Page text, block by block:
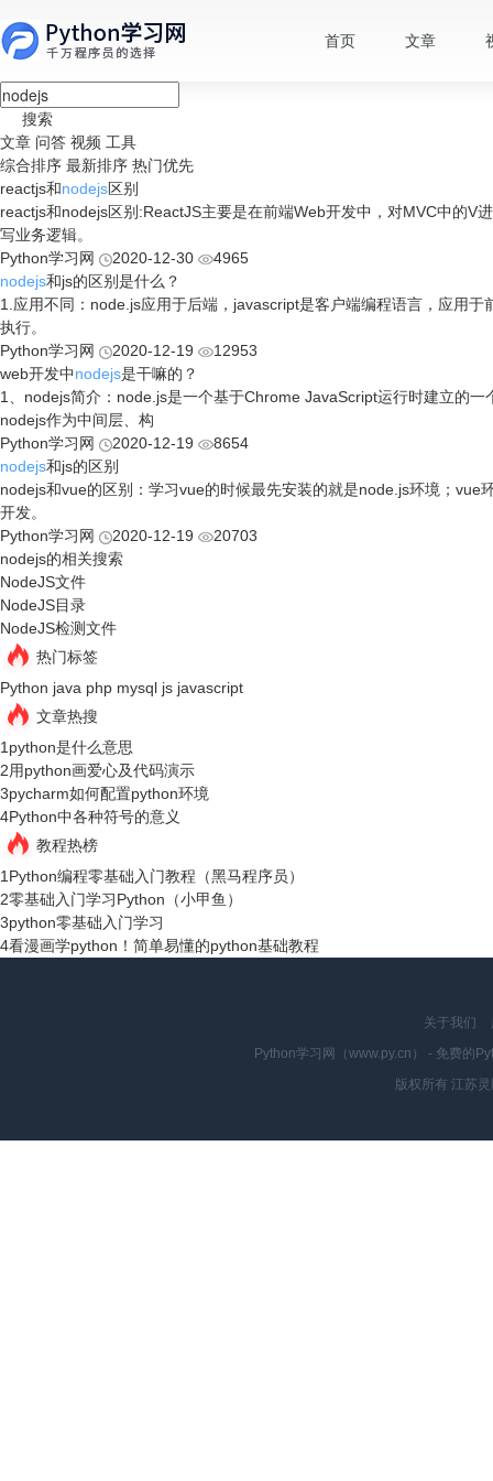
首页 文章
搜索
文章 问答 视频 工具
综合排序 最新排序 热门优先
reactjs和nodejs区别
reactjs和nodejs区别:ReactJS主要是在前端Web开发中，对MVC中的V
写业务逻辑。
Python学习网
2020-12-30
4965
nodejs和js的区别是什么？
1.应用不同：node.js应用于后端，javascript是客户端编程语言，应用
执行。
Python学习网
2020-12-19
12953
web开发中nodejs是干嘛的？
1、nodejs简介：node.js是一个基于Chrome JavaScript运行时建立的
nodejs作为中间层、构
Python学习网
2020-12-19
8654
nodejs和js的区别
nodejs和vue的区别：学习vue的时候最先安装的就是node.js环境；
开发。
Python学习网
2020-12-19
20703
nodejs的相关搜索
NodeJS文件
NodeJS目录
NodeJS检测文件
热门标签
Python java php mysql js javascript
文章热搜
1python是什么意思
2用python画爱心及代码演示
3pycharm如何配置python环境
4Python中各种符号的意义
教程热榜
1Python编程零基础入门教程（黑马程序员）
2零基础入门学习Python（小甲鱼）
3python零基础入门学习
4看漫画学python！简单易懂的python基础教程
关于我们
Python学习网（www.py.cn） - 免费的
版权所有 江苏